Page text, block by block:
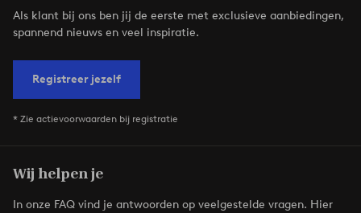
Als klant bij ons ben jij de eerste met exclusieve aanbiedingen,
spannend nieuws en veel inspiratie.
Registreer jezelf
* Zie actievoorwaarden bij registratie
Wij helpen je
In onze FAQ vind je antwoorden op veelgestelde vragen. Hier